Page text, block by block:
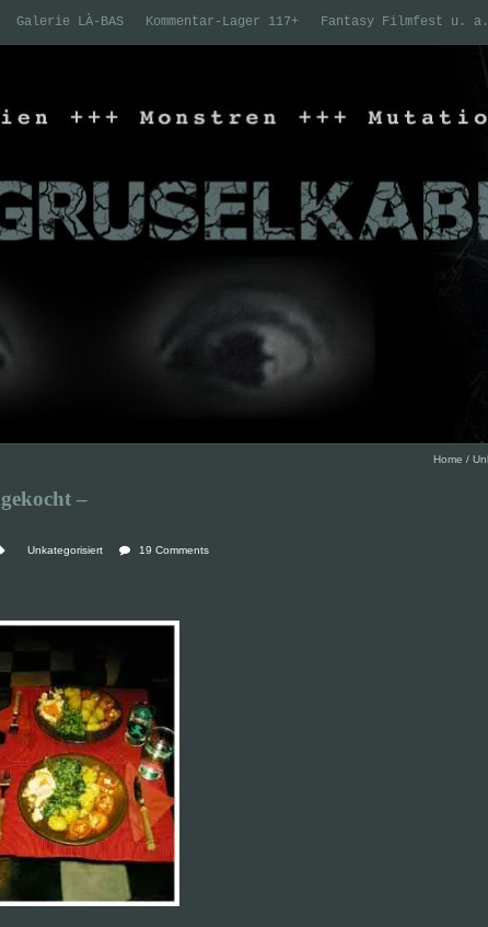
Galerie LÀ-BAS Kommentar-Lager 117+ Fantasy Filmfest u. a.
Home /
–
Unkategorisiert 19 Comments